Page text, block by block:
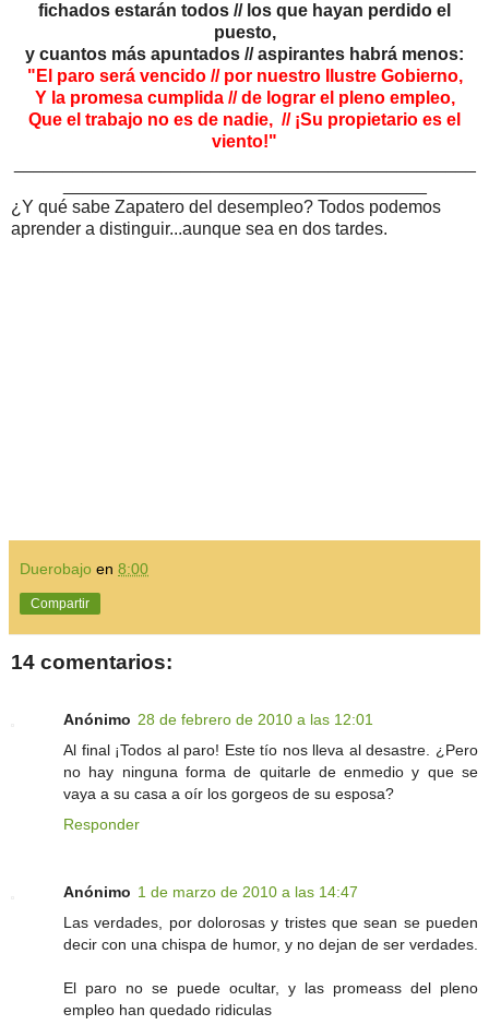
fichados estarán todos // los que hayan perdido el
puesto,
y cuantos más apuntados // aspirantes habrá menos:
"El paro será vencido // por nuestro Ilustre Gobierno,
Y la promesa cumplida // de lograr el pleno empleo,
Que el trabajo no es de nadie, // ¡Su propietario es el
viento!"
¿Y qué sabe Zapatero del desempleo? Todos podemos
aprender a distinguir...aunque sea en dos tardes.
Duerobajo en 8:00
Compartir
14 comentarios:
Anónimo 28 de febrero de 2010 a las 12:01
Al final ¡Todos al paro! Este tío nos lleva al desastre. ¿Pero
no hay ninguna forma de quitarle de enmedio y que se
vaya a su casa a oír los gorgeos de su esposa?
Responder
Anónimo 1 de marzo de 2010 a las 14:47
Las verdades, por dolorosas y tristes que sean se pueden
decir con una chispa de humor, y no dejan de ser verdades.
El paro no se puede ocultar, y las promeass del pleno
empleo han quedado ridiculas